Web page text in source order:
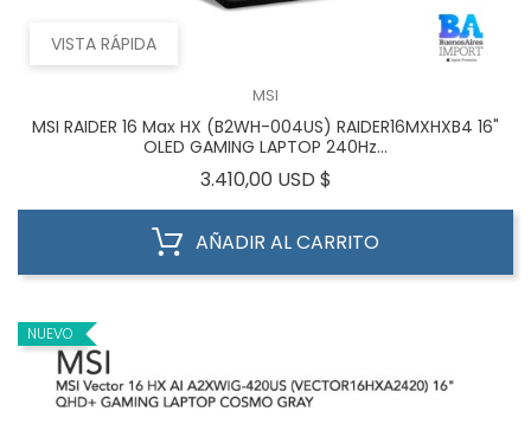
VISTA RÁPIDA
MSI
MSI RAIDER 16 Max HX (B2WH-004US) RAIDER16MXHXB4 16"
OLED GAMING LAPTOP 240Hz...
3.410,00 USD $
AÑADIR AL CARRITO
NUEVO